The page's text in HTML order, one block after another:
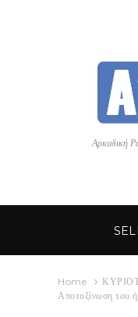
Αρκαδική
Home
Αποτοξίνωση του